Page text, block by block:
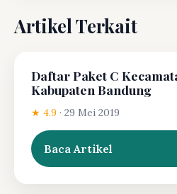
Artikel Terkait
Daftar Paket C
Kabupaten Bandung
★ 4.9 · 29 Mei 2019
Baca Artikel